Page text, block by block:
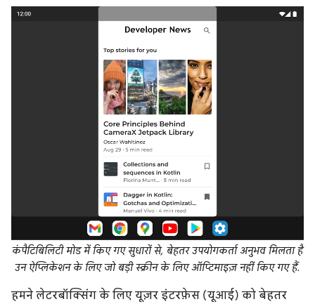
कंपैटिबिलिटी मोड में किए गए सुधारों से, बेहतर उपयोगकर्ता अनुभव मिलता है
उन ऐप्लिकेशन के लिए जो बड़ी स्क्रीन के लिए ऑप्टिमाइज़ नहीं किए गए हैं.
हमने लेटरबॉक्सिंग के लिए यूज़र इंटरफ़ेस (यूआई) को बेहतर